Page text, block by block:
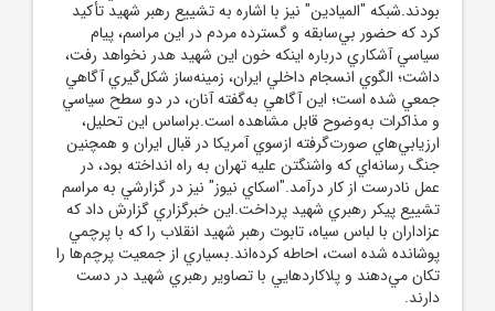
بودند.شبکه "الميادين" نيز با اشاره به تشييع رهبر شهيد تأکيد
کرد که حضور بي‌سابقه و گسترده مردم در اين مراسم، پيام
سياسي آشکاري درباره اينکه خون اين شهيد هدر نخواهد رفت،
داشت؛ الگوي انسجام داخلي ايران، زمينه‌ساز شکل‌گيري آگاهي
جمعي شده است؛ اين آگاهي به‌گفته آنان، در دو سطح سياسي
و مذاکرات به‌وضوح قابل مشاهده است.براساس اين تحليل،
ارزيابي‌هاي صورت‌گرفته ازسوي آمريکا در قبال ايران و همچنين
جنگ رسانه‌اي که واشنگتن عليه تهران به راه انداخته بود، در
عمل نادرست از کار درآمد."اسکاي نيوز" نيز در گزارشي به مراسم
تشييع پيکر رهبري شهيد پرداخت.اين خبرگزاري گزارش داد که
عزاداران با لباس سياه، تابوت رهبر شهيد انقلاب را که با پرچمي
پوشانده شده است، احاطه کرده‌اند.بسياري از جمعيت پرچم‌ها را
تکان مي‌دهند و پلاکاردهايي با تصاوير رهبري شهيد در دست
دارند.